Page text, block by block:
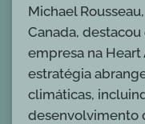
Michael
Canada,
empresa na
estratégia
climáticas,
desenvolvimento